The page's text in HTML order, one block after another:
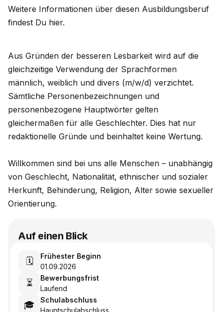
Weitere Informationen über diesen Ausbildungsberuf
findest Du hier.
Aus Gründen der besseren Lesbarkeit wird auf die
gleichzeitige Verwendung der Sprachformen
männlich, weiblich und divers (m/w/d) verzichtet.
Sämtliche Personenbezeichnungen und
personenbezogene Hauptwörter gelten
gleichermaßen für alle Geschlechter. Dies hat nur
redaktionelle Gründe und beinhaltet keine Wertung.
Willkommen sind bei uns alle Menschen – unabhängig
von Geschlecht, Nationalität, ethnischer und sozialer
Herkunft, Behinderung, Religion, Alter sowie sexueller
Orientierung.
Auf einen Blick
🗓️
Frühester Beginn
01.09.2026
⏳
Bewerbungsfrist
Laufend
🎓
Schulabschluss